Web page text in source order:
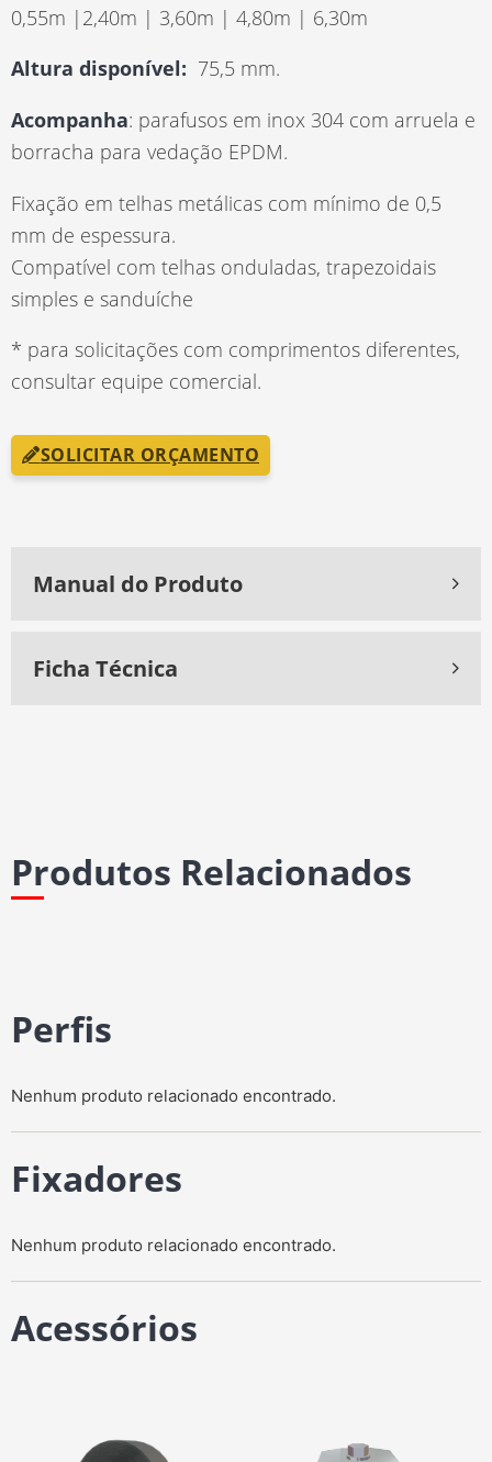
0,55m |2,40m | 3,60m | 4,80m | 6,30m
Altura disponível: 75,5 mm.
Acompanha: parafusos em inox 304 com arruela e
borracha para vedação EPDM.
Fixação em telhas metálicas com mínimo de 0,5
mm de espessura.
Compatível com telhas onduladas, trapezoidais
simples e sanduíche
* para solicitações com comprimentos diferentes,
consultar equipe comercial.
SOLICITAR ORÇAMENTO
Manual do Produto
Ficha Técnica
Produtos Relacionados
Perfis
Nenhum produto relacionado encontrado.
Fixadores
Nenhum produto relacionado encontrado.
Acessórios